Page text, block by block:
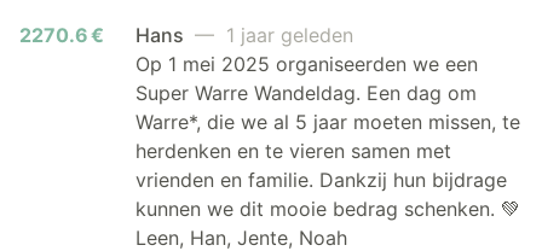
2270.6 €
Hans — 1 jaar geleden
Op 1 mei 2025 organiseerden we een
Super Warre Wandeldag. Een dag om
Warre*, die we al 5 jaar moeten missen, te
herdenken en te vieren samen met
vrienden en familie. Dankzij hun bijdrage
kunnen we dit mooie bedrag schenken. 💚
Leen, Han, Jente, Noah